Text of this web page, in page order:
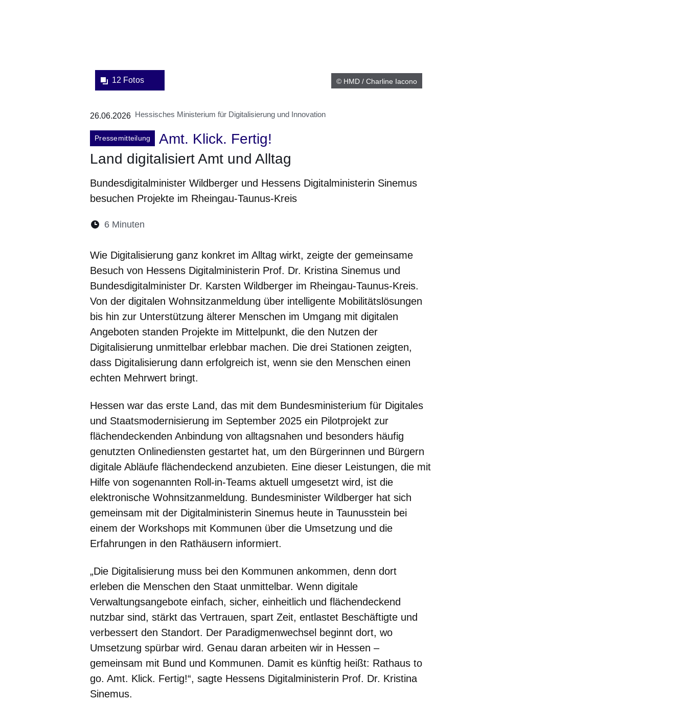
12 Fotos © HMD / Charline Iacono
26.06.2026 Hessisches Ministerium für Digitalisierung und Innovation
Pressemitteilung
Amt. Klick. Fertig!
Land digitalisiert Amt und Alltag
Bundesdigitalminister Wildberger und Hessens Digitalministerin Sinemus
besuchen Projekte im Rheingau-Taunus-Kreis
Lesedauer:
6 Minuten
Wie Digitalisierung ganz konkret im Alltag wirkt, zeigte der gemeinsame
Besuch von Hessens Digitalministerin Prof. Dr. Kristina Sinemus und
Bundesdigitalminister Dr. Karsten Wildberger im Rheingau-Taunus-Kreis.
Von der digitalen Wohnsitzanmeldung über intelligente Mobilitätslösungen
bis hin zur Unterstützung älterer Menschen im Umgang mit digitalen
Angeboten standen Projekte im Mittelpunkt, die den Nutzen der
Digitalisierung unmittelbar erlebbar machen. Die drei Stationen zeigten,
dass Digitalisierung dann erfolgreich ist, wenn sie den Menschen einen
echten Mehrwert bringt.
Hessen war das erste Land, das mit dem Bundesministerium für Digitales
und Staatsmodernisierung im September 2025 ein Pilotprojekt zur
flächendeckenden Anbindung von alltagsnahen und besonders häufig
genutzten Onlinediensten gestartet hat, um den Bürgerinnen und Bürgern
digitale Abläufe flächendeckend anzubieten. Eine dieser Leistungen, die mit
Hilfe von sogenannten Roll-in-Teams aktuell umgesetzt wird, ist die
elektronische Wohnsitzanmeldung. Bundesminister Wildberger hat sich
gemeinsam mit der Digitalministerin Sinemus heute in Taunusstein bei
einem der Workshops mit Kommunen über die Umsetzung und die
Erfahrungen in den Rathäusern informiert.
„Die Digitalisierung muss bei den Kommunen ankommen, denn dort
erleben die Menschen den Staat unmittelbar. Wenn digitale
Verwaltungsangebote einfach, sicher, einheitlich und flächendeckend
nutzbar sind, stärkt das Vertrauen, spart Zeit, entlastet Beschäftigte und
verbessert den Standort. Der Paradigmenwechsel beginnt dort, wo
Umsetzung spürbar wird. Genau daran arbeiten wir in Hessen –
gemeinsam mit Bund und Kommunen. Damit es künftig heißt: Rathaus to
go. Amt. Klick. Fertig!“, sagte Hessens Digitalministerin Prof. Dr. Kristina
Sinemus.